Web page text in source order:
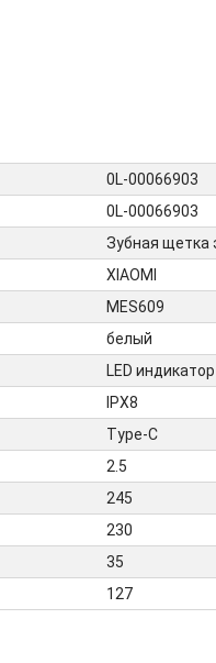
0L-00066903
0L-00066903
Зубная щетка
XIAOMI
MES609
белый
LED индикатор
IPX8
Type-C
2.5
245
230
35
127